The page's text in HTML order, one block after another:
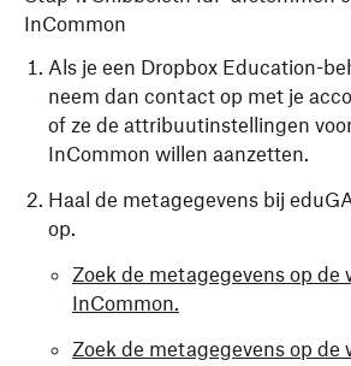
InCommon
Als je een Dropbox Education-
neem dan contact op met je
of ze de attribuutinstellingen
InCommon willen aanzetten.
Haal de metagegevens bij
op.
Zoek de metagegevens op de
InCommon.
Zoek de metagegevens op de